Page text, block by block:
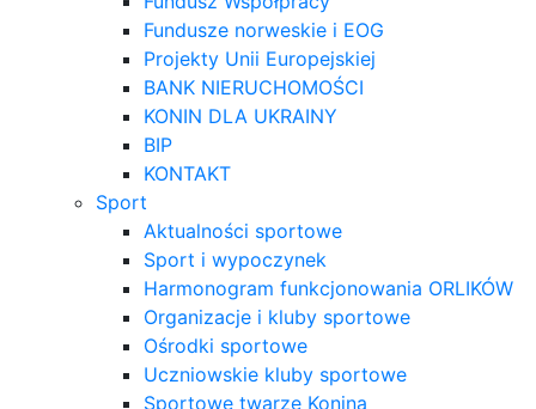
Fundusze norweskie i EOG
Projekty Unii Europejskiej
BANK NIERUCHOMOŚCI
KONIN DLA UKRAINY
BIP
KONTAKT
Sport
Aktualności sportowe
Sport i wypoczynek
Harmonogram funkcjonowania ORLIKÓW
Organizacje i kluby sportowe
Ośrodki sportowe
Uczniowskie kluby sportowe
Sportowe twarze Konina